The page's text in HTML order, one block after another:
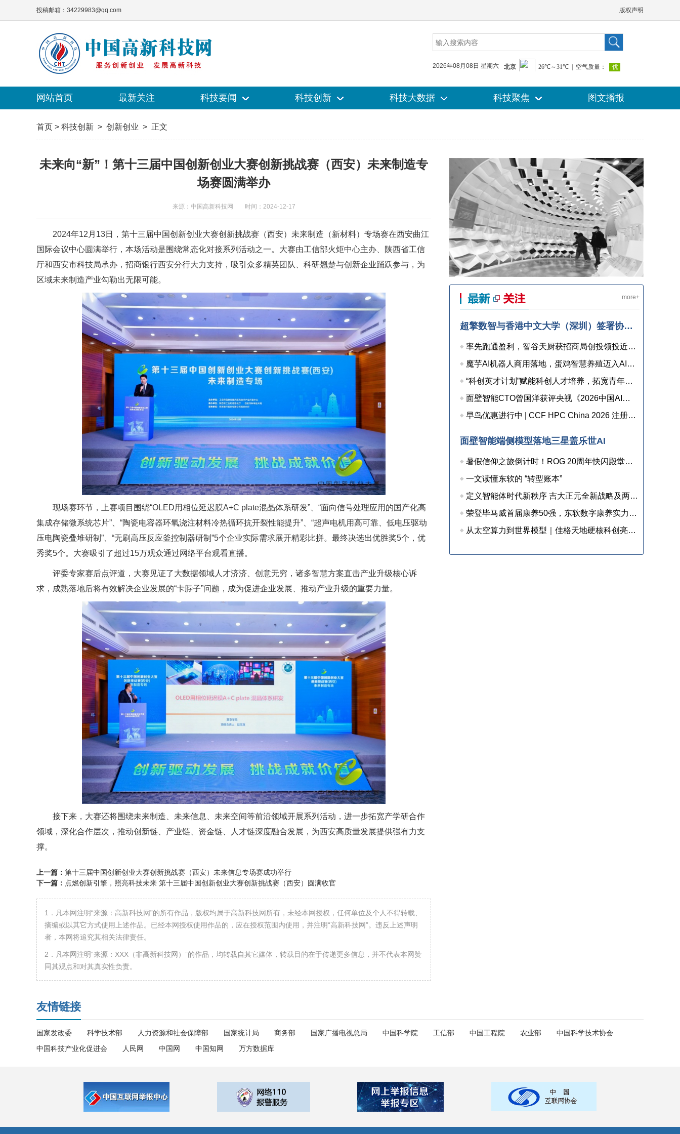
投稿邮箱：34229983@qq.com 版权声明
2026年08月08日 星期六
网站首页
网站首页 最新关注
最新关注 科技要闻
科技要闻 科技创新
科技创新 科技大数据
科技大数据 科技聚焦
科技聚焦 图文播报
图文播报
首页 > 科技创新 > 创新创业 > 正文
未来向“新”！第十三届中国创新创业大赛创新挑战赛（西安）未来制造专
场赛圆满举办
来源：中国高新科技网 时间：2024-12-17
2024年12月13日，第十三届中国创新创业大赛创新挑战赛（西安）未来制造（新材料）专场赛在西安曲江
国际会议中心圆满举行，本场活动是围绕常态化对接系列活动之一。大赛由工信部火炬中心主办、陕西省工信
厅和西安市科技局承办，招商银行西安分行大力支持，吸引众多精英团队、科研翘楚与创新企业踊跃参与，为
区域未来制造产业勾勒出无限可能。
现场赛环节，上赛项目围绕“OLED用相位延迟膜A+C plate混晶体系研发”、“面向信号处理应用的国产化高
集成存储微系统芯片”、“陶瓷电容器环氧浇注材料冷热循环抗开裂性能提升”、“超声电机用高可靠、低电压驱动
压电陶瓷叠堆研制”、“无刷高压反应釜控制器研制”5个企业实际需求展开精彩比拼。最终决选出优胜奖5个，优
秀奖5个。大赛吸引了超过15万观众通过网络平台观看直播。
评委专家赛后点评道，大赛见证了大数据领域人才济济、创意无穷，诸多智慧方案直击产业升级核心诉
求，成熟落地后将有效解决企业发展的“卡脖子”问题，成为促进企业发展、推动产业升级的重要力量。
接下来，大赛还将围绕未来制造、未来信息、未来空间等前沿领域开展系列活动，进一步拓宽产学研合作
领域，深化合作层次，推动创新链、产业链、资金链、人才链深度融合发展，为西安高质量发展提供强有力支
撑。
上一篇： 第十三届中国创新创业大赛创新挑战赛（西安）未来信息专场赛成功举行
下一篇： 点燃创新引擎，照亮科技未来 第十三届中国创新创业大赛创新挑战赛（西安）圆满收官
1．凡本网注明“来源：高新科技网”的所有作品，版权均属于高新科技网所有，未经本网授权，任何单位及个人不得转载、
摘编或以其它方式使用上述作品。已经本网授权使用作品的，应在授权范围内使用，并注明“高新科技网”。违反上述声明
者，本网将追究其相关法律责任。
2．凡本网注明“来源：XXX（非高新科技网）”的作品，均转载自其它媒体，转载目的在于传递更多信息，并不代表本网赞
同其观点和对其真实性负责。
more+
超擎数智与香港中文大学（深圳）签署协议，共建人工智能和边缘计算联合实验室，打造产学研用协同创新高地
率先跑通盈利，智谷天厨获招商局创投领投近亿元融资
魔芋AI机器人商用落地，蛋鸡智慧养殖迈入AI检测时代
“科创英才计划”赋能科创人才培养，拓宽青年职业发展新通道
面壁智能CTO曾国洋获评央视《2026中国AI盛典》“年度AI人物”
早鸟优惠进行中 | CCF HPC China 2026 注册已开启
面壁智能端侧模型落地三星盖乐世AI
暑假信仰之旅倒计时！ROG 20周年快闪殿堂收官在即，尖货装备等你来战
一文读懂东软的 “转型账本”
定义智能体时代新秩序 吉大正元全新战略及两大新品重磅发布
荣登毕马威首届康养50强，东软数字康养实力获权威认可
从太空算力到世界模型｜佳格天地硬核科创亮相 2026 全球数字经济大会
友情链接
国家发改委 科学技术部 人力资源和社会保障部 国家统计局 商务部 国家广播电视总局 中国科学院 工信部 中国工程院 农业部
中国科学技术协会
中国科技产业化促进会
人民网 中国网 中国知网 万方数据库